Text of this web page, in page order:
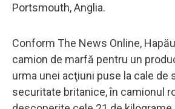
Portsmouth, Anglia.
Conform The News Online,
camion de marfă pentru un
urma unei acţiuni puse la cale de
securitate britanice, în camionul